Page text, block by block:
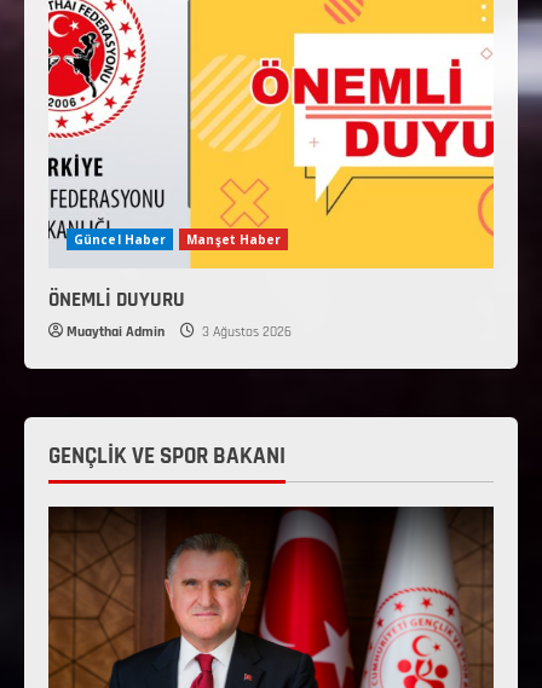
Güncel Haber Manşet Haber
ÖNEMLİ DUYURU
Muaythai Admin 3 Ağustos 2026
GENÇLİK VE SPOR BAKANI